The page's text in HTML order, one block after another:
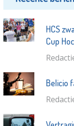
HCS
Cup
Belicio